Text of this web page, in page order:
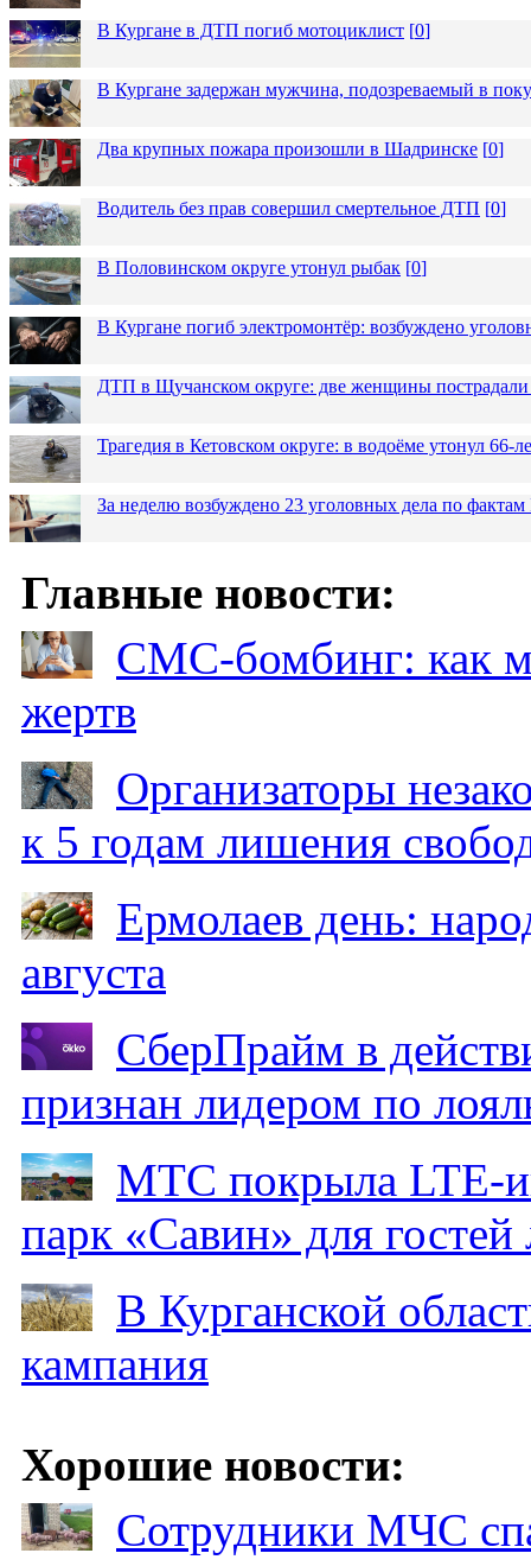
В Кургане в ДТП погиб мотоциклист [0]
В Кургане задержан мужчина, подозреваемый в
Два крупных пожара произошли в Шадринске [0]
Водитель без прав совершил смертельное ДТП [0]
В Половинском округе утонул рыбак [0]
В Кургане погиб электромонтёр: возбуждено
ДТП в Щучанском округе: две женщины пострадали
Трагедия в Кетовском округе: в водоёме утонул 66-
За неделю возбуждено 23 уголовных дела по
Главные новости:
СМС-бомбинг: как
жертв
Организаторы
к 5 годам лишения
Ермолаев день:
августа
СберПрайм в
признан лидером по
МТС покрыла LTE-
парк «Савин» для гостей
В Курганской
кампания
Хорошие новости:
Сотрудники МЧС